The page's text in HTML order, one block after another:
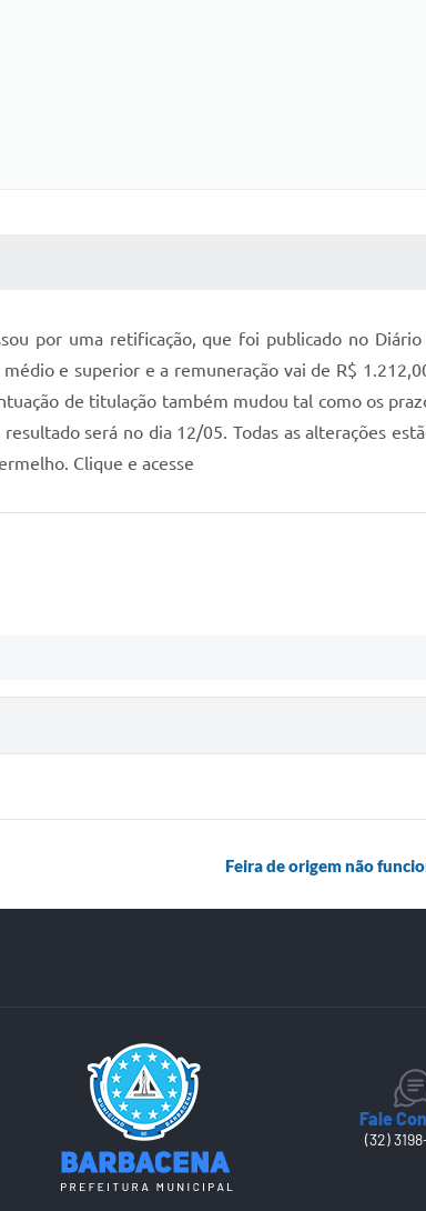
por uma retificação, que foi publicado no
e superior e a remuneração vai de R$
de titulação também mudou tal como os
será no dia 12/05. Todas as alterações
Clique e acesse
Feira de origem não
Fale
(32)